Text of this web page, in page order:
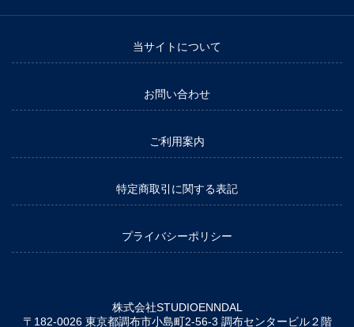
当サイトについて
お問い合わせ
ご利用案内
特定商取引に関する表記
プライバシーポリシー
株式会社STUDIOENNDAL
〒182-0026 東京都調布市小島町2-56-3 調布センタービル２階